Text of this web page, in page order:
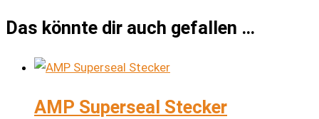
Das könnte dir auch gefallen …
AMP Superseal Stecker